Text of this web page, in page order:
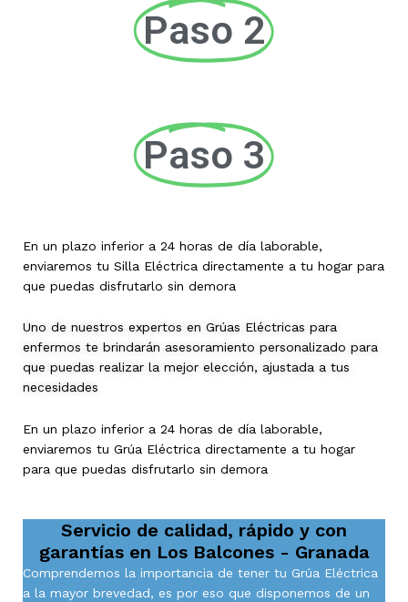
Paso 2
Paso 3
En un plazo inferior a 24 horas de día laborable,
enviaremos tu Silla Eléctrica directamente a tu hogar para
que puedas disfrutarlo sin demora
Uno de nuestros expertos en Grúas Eléctricas para
enfermos te brindarán asesoramiento personalizado para
que puedas realizar la mejor elección, ajustada a tus
necesidades
En un plazo inferior a 24 horas de día laborable,
enviaremos tu Grúa Eléctrica directamente a tu hogar
para que puedas disfrutarlo sin demora
Servicio de calidad, rápido y con
garantías en Los Balcones - Granada
Comprendemos la importancia de tener tu Grúa Eléctrica
a la mayor brevedad, es por eso que disponemos de un